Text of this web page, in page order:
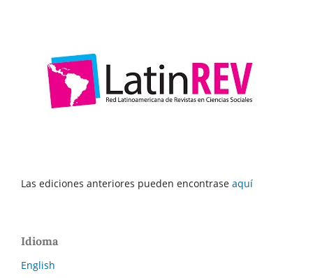
Las ediciones anteriores pueden encontrase aquí
Idioma
English